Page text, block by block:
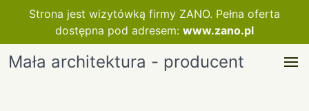
Strona jest wizytówką firmy ZANO. Pełna oferta
dostępna pod adresem: www.zano.pl
Mała architektura - producent